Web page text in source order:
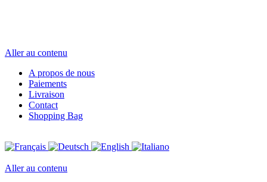
Aller au contenu
A propos de nous
Paiements
Livraison
Contact
Shopping Bag
Aller au contenu